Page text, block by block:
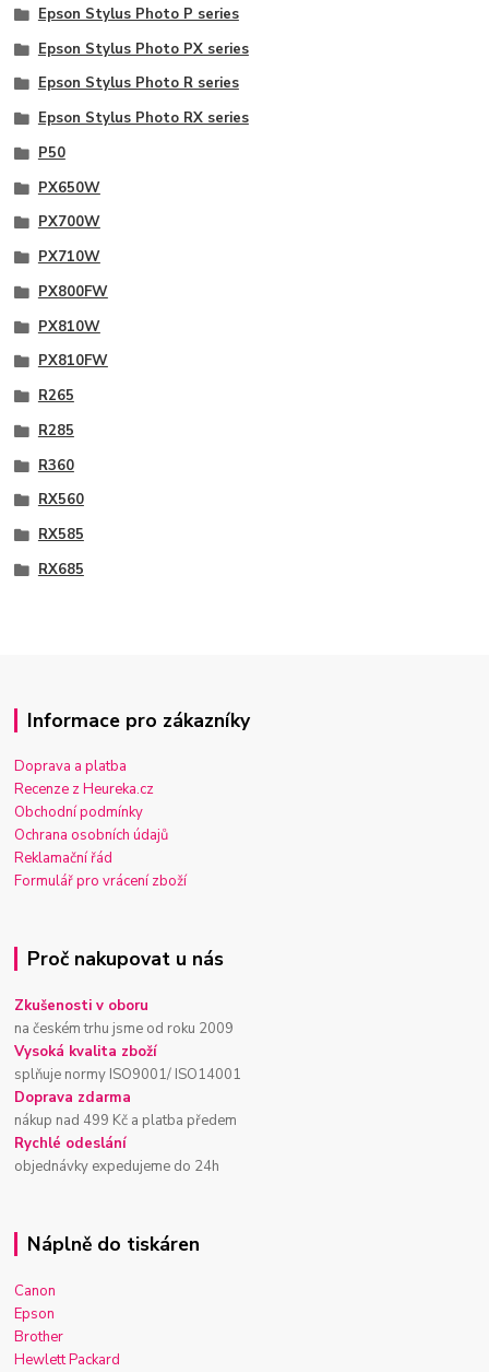
Epson Stylus Photo P series
Epson Stylus Photo PX series
Epson Stylus Photo R series
Epson Stylus Photo RX series
P50
PX650W
PX700W
PX710W
PX800FW
PX810W
PX810FW
R265
R285
R360
RX560
RX585
RX685
Informace pro zákazníky
Doprava a platba
Recenze z Heureka.cz
Obchodní podmínky
Ochrana osobních údajů
Reklamační řád
Formulář pro vrácení zboží
Proč nakupovat u nás
Zkušenosti v oboru
na českém trhu jsme od roku 2009
Vysoká kvalita zboží
splňuje normy ISO9001/ ISO14001
Doprava zdarma
nákup nad 499 Kč a platba předem
Rychlé odeslání
objednávky expedujeme do 24h
Náplně do tiskáren
Canon
Epson
Brother
Hewlett Packard